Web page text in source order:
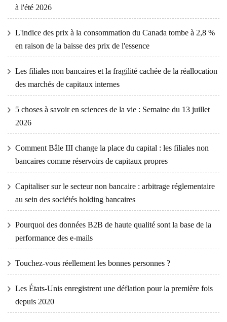
à l'été 2026
L'indice des prix à la consommation du Canada tombe à 2,8 %
en raison de la baisse des prix de l'essence
Les filiales non bancaires et la fragilité cachée de la réallocation
des marchés de capitaux internes
5 choses à savoir en sciences de la vie : Semaine du 13 juillet
2026
Comment Bâle III change la place du capital : les filiales non
bancaires comme réservoirs de capitaux propres
Capitaliser sur le secteur non bancaire : arbitrage réglementaire
au sein des sociétés holding bancaires
Pourquoi des données B2B de haute qualité sont la base de la
performance des e-mails
Touchez-vous réellement les bonnes personnes ?
Les États-Unis enregistrent une déflation pour la première fois
depuis 2020